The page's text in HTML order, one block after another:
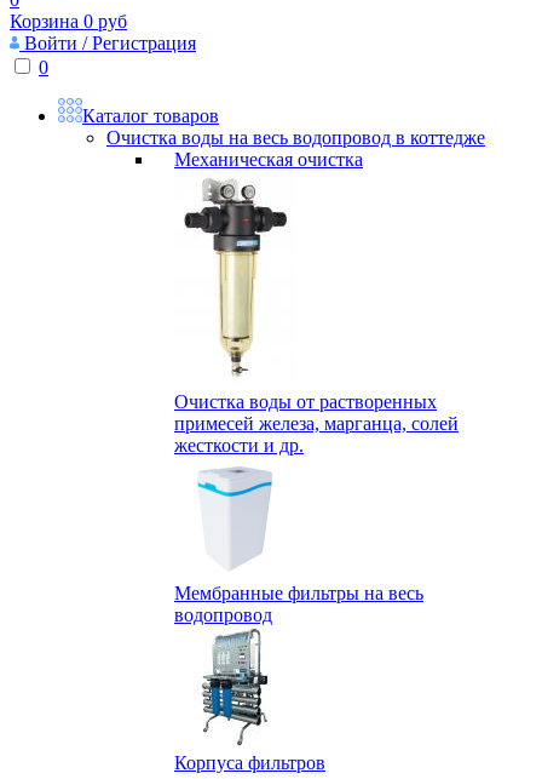
Корзина 0 руб
Войти / Регистрация
0
Каталог товаров
Очистка воды на весь водопровод в коттедже
Механическая очистка
Очистка воды от растворенных
примесей железа, марганца, солей
жесткости и др.
Мембранные фильтры на весь
водопровод
Корпуса фильтров